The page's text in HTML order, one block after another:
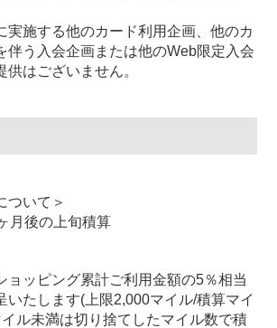
実施する他のカード利用企画、他のカ
伴う入会企画または他のWeb限定入会
供はございません。
ついて＞
月後の上旬積算
ョッピング累計ご利用金額の5％相当
いたします(上限2,000マイル/積算マイ
ル未満は切り捨てしたマイル数で積